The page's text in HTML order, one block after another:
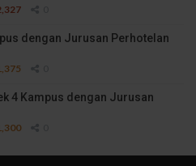
dengan Jurusan Perhotelan
4 Kampus dengan Jurusan